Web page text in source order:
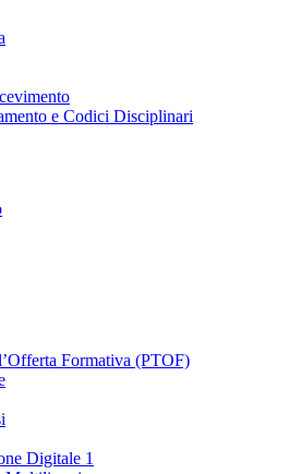
e Codici Disciplinari
Formativa (PTOF)
Digitale 1